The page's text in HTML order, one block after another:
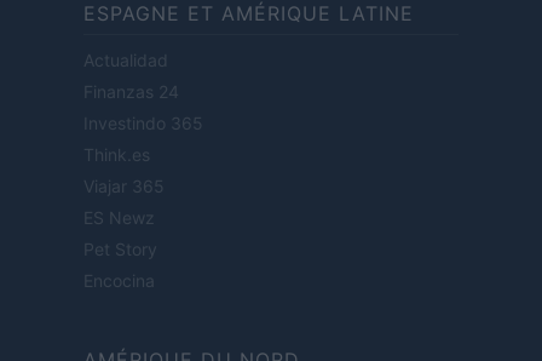
ESPAGNE ET AMÉRIQUE LATINE
Actualidad
Finanzas 24
Investindo 365
Think.es
Viajar 365
ES Newz
Pet Story
Encocina